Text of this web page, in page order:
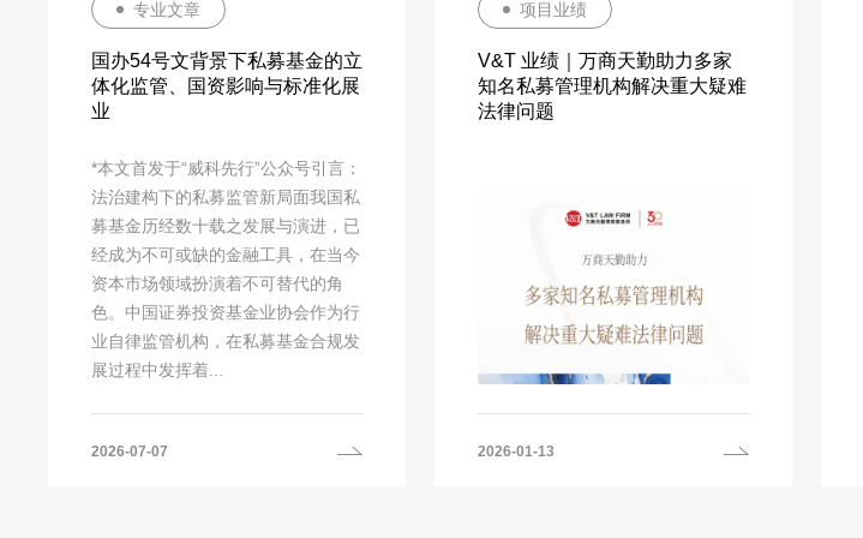
专业文章
国办54号文背景下私募基金的立
体化监管、国资影响与标准化展
业
*本文首发于“威科先行”公众号引言：
法治建构下的私募监管新局面我国私
募基金历经数十载之发展与演进，已
经成为不可或缺的金融工具，在当今
资本市场领域扮演着不可替代的角
色。中国证券投资基金业协会作为行
业自律监管机构，在私募基金合规发
展过程中发挥着...
2026-07-07
项目业绩
V&T 业绩｜万商天勤助力多家
知名私募管理机构解决重大疑难
法律问题
2026-01-13